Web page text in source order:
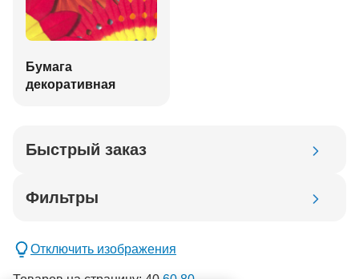
Бумага
декоративная
Быстрый заказ
Фильтры
Отключить изображения